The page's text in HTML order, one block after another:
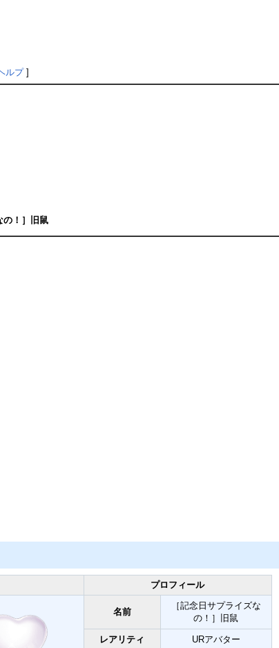
ルプ]
の！］旧鼠
プロフィール
名前
［記念日サプライズな
の！］旧鼠
レアリティ URアバター